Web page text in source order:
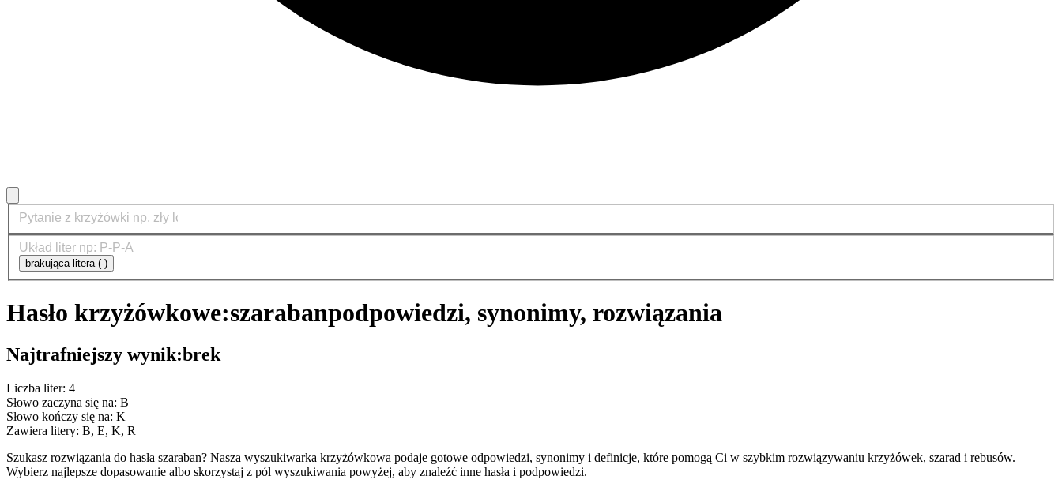
brakująca litera (-)
Hasło krzyżówkowe:szarabanpodpowiedzi, synonimy, rozwiązania
Najtrafniejszy wynik:brek
Liczba liter: 4
Słowo zaczyna się na: B
Słowo kończy się na: K
Zawiera litery: B, E, K, R
Szukasz rozwiązania do hasła szaraban? Nasza wyszukiwarka krzyżówkowa podaje gotowe odpowiedzi, synonimy i definicje, które pomogą Ci w szybkim rozwiązywaniu krzyżówek, szarad i rebusów.
Wybierz najlepsze dopasowanie albo skorzystaj z pól wyszukiwania powyżej, aby znaleźć inne hasła i podpowiedzi.